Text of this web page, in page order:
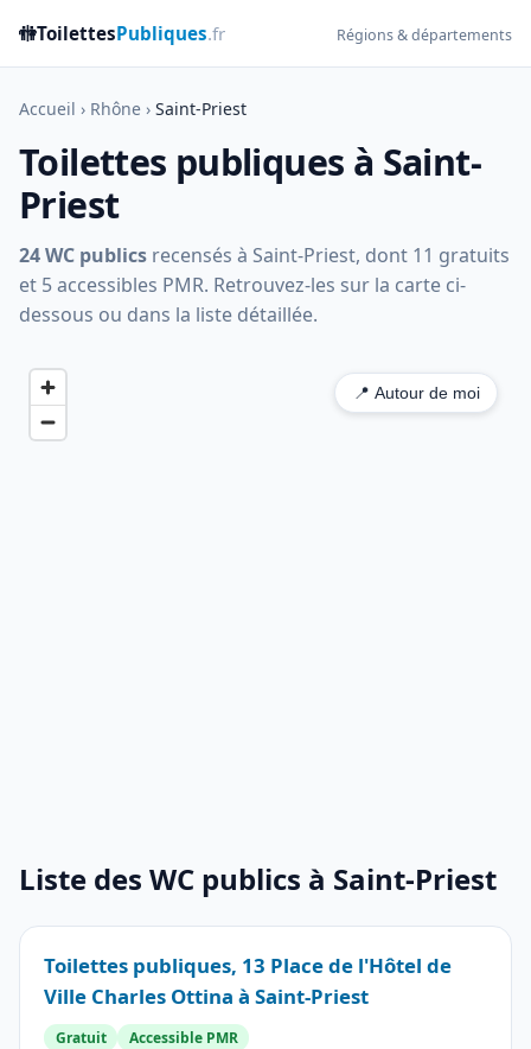
🚻ToilettesPubliques.fr Régions & départements
Accueil › Rhône › Saint-Priest
Toilettes publiques à Saint-
Priest
24 WC publics recensés à Saint-Priest, dont 11 gratuits
et 5 accessibles PMR. Retrouvez-les sur la carte ci-
dessous ou dans la liste détaillée.
📍 Autour de moi
Liste des WC publics à Saint-Priest
Toilettes publiques, 13 Place de l'Hôtel de
Ville Charles Ottina à Saint-Priest
Gratuit Accessible PMR